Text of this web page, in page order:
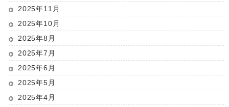
2025年11月
2025年10月
2025年8月
2025年7月
2025年6月
2025年5月
2025年4月